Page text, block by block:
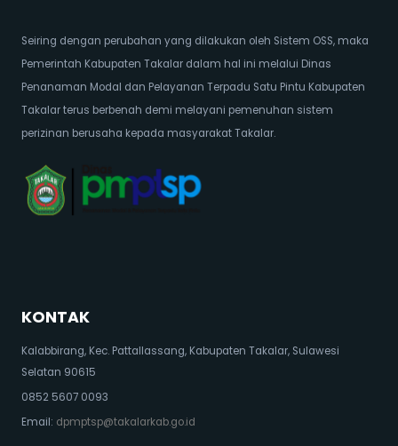
Seiring dengan perubahan yang dilakukan oleh Sistem OSS, maka
Pemerintah Kabupaten Takalar dalam hal ini melalui Dinas
Penanaman Modal dan Pelayanan Terpadu Satu Pintu Kabupaten
Takalar terus berbenah demi melayani pemenuhan sistem
perizinan berusaha kepada masyarakat Takalar.
KONTAK
Kalabbirang, Kec. Pattallassang, Kabupaten Takalar, Sulawesi
Selatan 90615
0852 5607 0093
Email: dpmptsp@takalarkab.go.id